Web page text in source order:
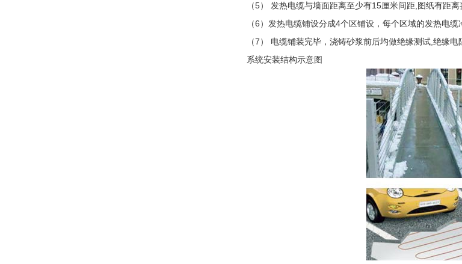
（5） 发热电缆与墙面距离至少有15厘米间距,图纸有距离
（6）发热电缆铺设分成4个区铺设，每个区域的发热电缆
（7） 电缆铺装完毕，浇铸砂浆前后均做绝缘测试,绝缘电
系统安装结构示意图